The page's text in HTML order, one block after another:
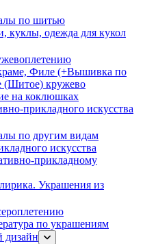
по шитью
куклы, одежда для кукол
Филе (+Вышивка по
(Шитое) кружево
на коклюшках
прикладного искусства
по другим видам
искусства
прикладному
Украшения из
по украшениям
дизайн